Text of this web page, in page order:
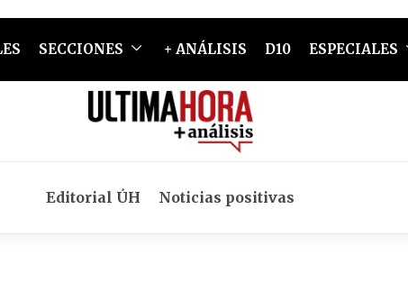
SECCIONES + ANÁLISIS D10 ESPECIALES
Editorial ÚH Noticias positivas